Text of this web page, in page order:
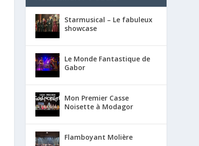
Starmusical – Le fabuleux
showcase
Le Monde Fantastique de
Gabor
Mon Premier Casse
Noisette à Modagor
Flamboyant Molière